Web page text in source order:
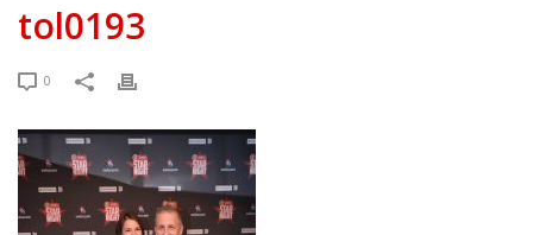
tol0193
0